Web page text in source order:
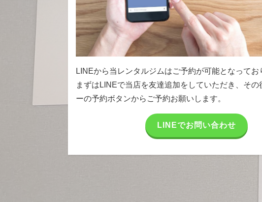
LINEから当レンタルジムはご予約が可能となってお
まずはLINEで当店を友達追加をしていただき、その
ーの予約ボタンからご予約お願いします。
LINEでお問い合わせ